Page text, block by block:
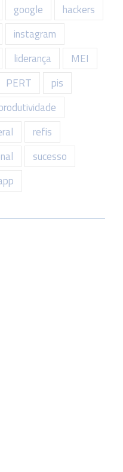
google
hackers
instagram
liderança
MEI
PERT
pis
refis
sucesso